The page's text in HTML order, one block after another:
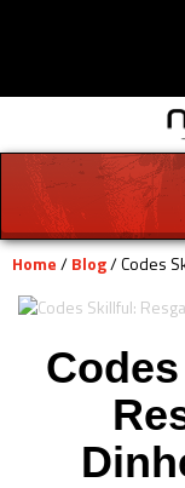
Home/Blog/ Codes